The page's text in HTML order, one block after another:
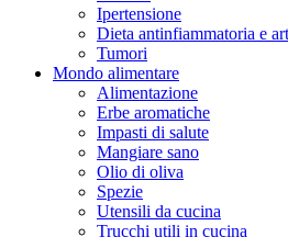
Ipertensione
Dieta antinfiammatoria e
Tumori
Mondo alimentare
Alimentazione
Erbe aromatiche
Impasti di salute
Mangiare sano
Olio di oliva
Spezie
Utensili da cucina
Trucchi utili in cucina